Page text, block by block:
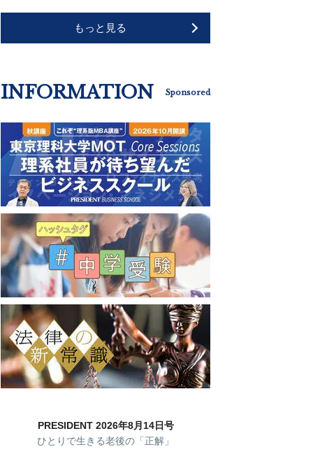
もっと見る
INFORMATION Sponsored
PRESIDENT 2026年8月14日号
ひとりで生きる老後の「正解」